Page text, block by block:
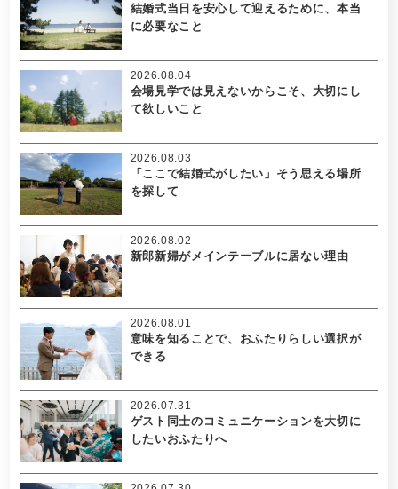
結婚式当日を安心して迎えるために、本当
に必要なこと
会場見学では見えないからこそ、大切にし
て欲しいこと
2026.08.04
「ここで結婚式がしたい」そう思える場所
を探して
2026.08.03
新郎新婦がメインテーブルに居ない理由
2026.08.02
意味を知ることで、おふたりらしい選択が
できる
2026.08.01
ゲスト同士のコミュニケーションを大切に
したいおふたりへ
2026.07.31